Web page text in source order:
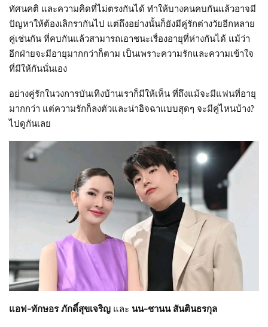
ทัศนคติ และความคิดที่ไม่ตรงกันได้ ทำให้บางคนคบกันแล้วอาจมี
ปัญหาให้ต้องเลิกรากันไป แต่ถึงอย่างนั้นก็ยังมีคู่รักต่างวัยอีกหลาย
คู่เช่นกัน ที่คบกันแล้วสามารถเอาชนะเรื่องอายุที่ห่างกันได้ แม้ว่า
อีกฝ่ายจะมีอายุมากกว่าก็ตาม เป็นเพราะความรักและความเข้าใจ
ที่มีให้กันนั่นเอง
อย่างคู่รักในวงการบันเทิงบ้านเราก็มีให้เห็น ที่ถึงแม้จะมีแฟนที่อายุ
มากกว่า แต่ความรักก็ลงตัวและน่าอิจฉาแบบสุดๆ จะมีคู่ไหนบ้าง?
ไปดูกันเลย
แอฟ-ทักษอร ภักดิ์สุขเจริญ และ นน-ชานน สันตินธรกุล